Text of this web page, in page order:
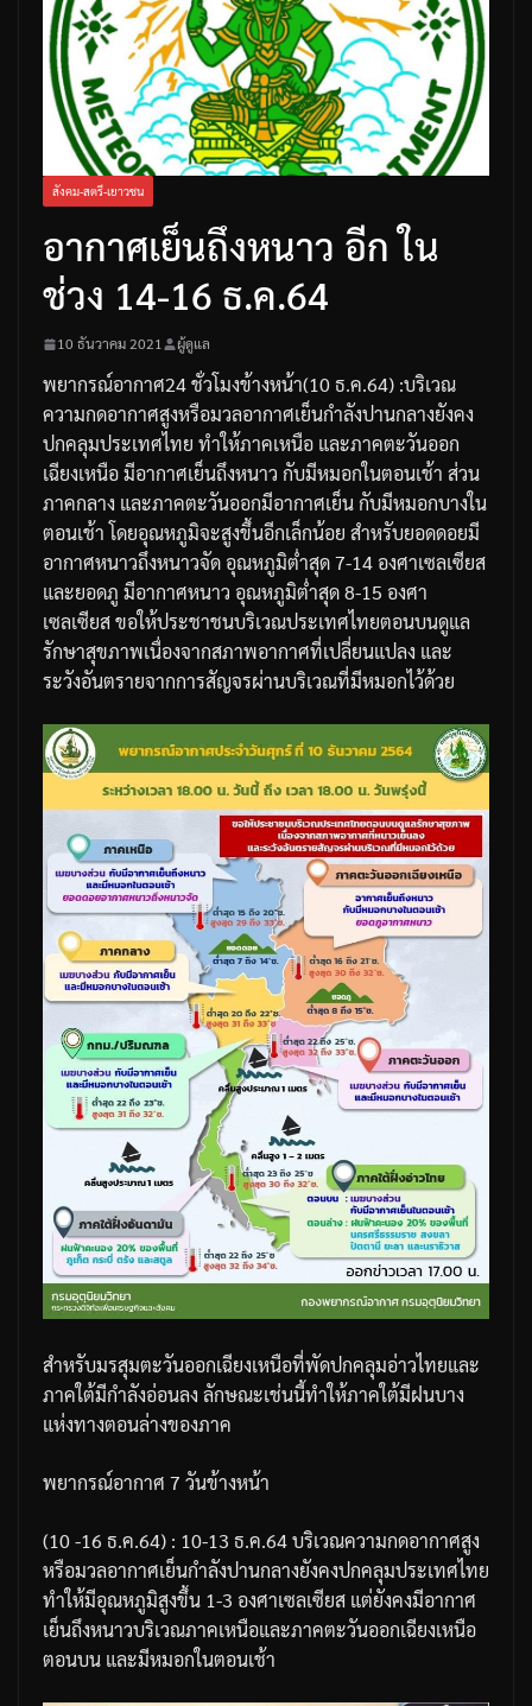
สังคม-สตรี-เยาวชน
อากาศเย็นถึงหนาว อีก ใน
ช่วง 14-16 ธ.ค.64
10 ธันวาคม 2021 ผู้ดูแล
พยากรณ์อากาศ24ชั่วโมงข้างหน้า(10ธ.ค.64) :บริเวณ
ความกดอากาศสูงหรือมวลอากาศเย็นกำลังปานกลางยังคง
ปกคลุมประเทศไทย ทำให้ภาคเหนือ และภาคตะวันออก
เฉียงเหนือมีอากาศเย็นถึงหนาว กับมีหมอกในตอนเช้า ส่วน
ภาคกลาง และภาคตะวันออกมีอากาศเย็นกับมีหมอกบางใน
ตอนเช้า โดยอุณหภูมิจะสูงขึ้นอีกเล็กน้อย สำหรับยอดดอยมี
อากาศหนาวถึงหนาวจัดอุณหภูมิต่ำสุด7-14องศาเซลเซียส
และยอดภู มีอากาศหนาว อุณหภูมิต่ำสุด8-15 องศา
เซลเซียสขอให้ประชาชนบริเวณประเทศไทยตอนบนดูแล
รักษาสุขภาพเนื่องจากสภาพอากาศที่เปลี่ยนแปลง และ
ระวังอันตรายจากการสัญจรผ่านบริเวณที่มีหมอกไว้ด้วย
สำหรับมรสุมตะวันออกเฉียงเหนือที่พัดปกคลุมอ่าวไทยและ
ภาคใต้มีกำลังอ่อนลง ลักษณะเช่นนี้ทำให้ภาคใต้มีฝนบาง
แห่งทางตอนล่างของภาค
พยากรณ์อากาศ 7 วันข้างหน้า
(10 -16 ธ.ค.64) : 10-13 ธ.ค.64บริเวณความกดอากาศสูง
หรือมวลอากาศเย็นกำลังปานกลางยังคงปกคลุมประเทศไทย
ทำให้มีอุณหภูมิสูงขึ้น 1-3 องศาเซลเซียส แต่ยังคงมีอากาศ
เย็นถึงหนาวบริเวณภาคเหนือและภาคตะวันออกเฉียงเหนือ
ตอนบน และมีหมอกในตอนเช้า